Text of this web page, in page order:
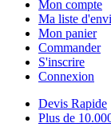
Mon compte
Ma liste
Mon panier
Commander
S'inscrire
Connexion
Devis Rapide
Plus de